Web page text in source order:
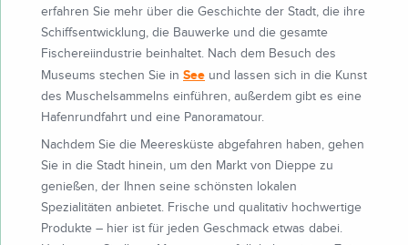
erfahren Sie mehr über die Geschichte der Stadt, die ihre
Schiffsentwicklung, die Bauwerke und die gesamte
Fischereiindustrie beinhaltet. Nach dem Besuch des
Museums stechen Sie in See und lassen sich in die Kunst
des Muschelsammelns einführen, außerdem gibt es eine
Hafenrundfahrt und eine Panoramatour.
Nachdem Sie die Meeresküste abgefahren haben, gehen
Sie in die Stadt hinein, um den Markt von Dieppe zu
genießen, der Ihnen seine schönsten lokalen
Spezialitäten anbietet. Frische und qualitativ hochwertige
Produkte – hier ist für jeden Geschmack etwas dabei.